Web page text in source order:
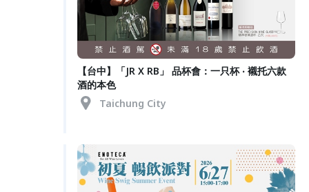
【台中】「JR X RB」 品杯會：一只杯 ‧ 襯托六款
酒的本色
Taichung City